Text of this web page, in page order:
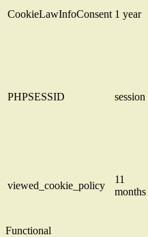
CookieLawInfoConsent 1 year
PHPSESSID session
viewed_cookie_policy
11
months
Functional